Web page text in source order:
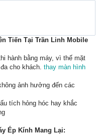
Tiến Tại Trần Linh Mobile
hành bằng máy, vì thế mặt
cho khách. thay màn hình
ảnh hưởng đến các
tích hỏng hóc hay khắc
Ép Kính Mang Lại: